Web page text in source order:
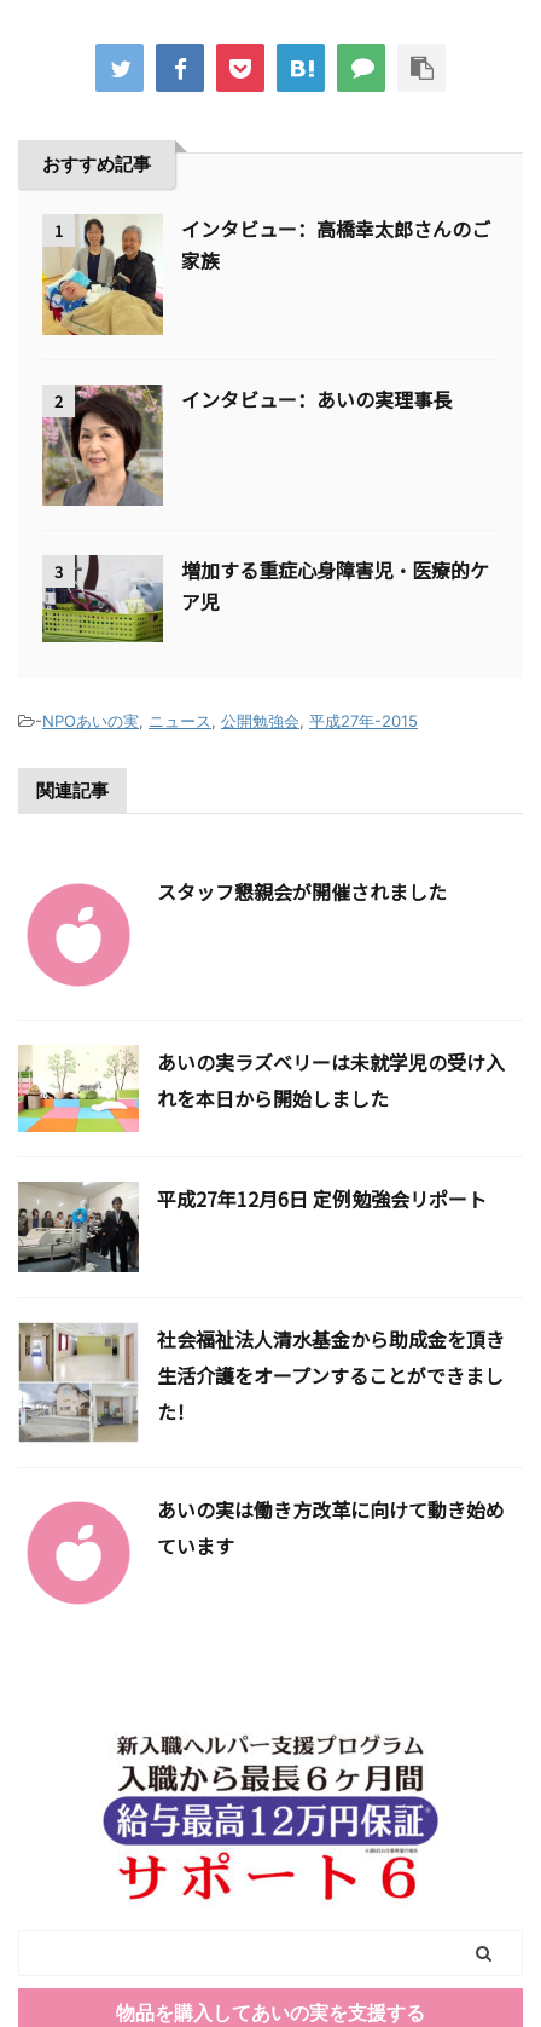
おすすめ記事
1
インタビュー：高橋幸太郎さんのご
家族
2 インタビュー：あいの実理事長
3
増加する重症心身障害児・医療的ケ
ア児
-NPOあいの実, ニュース, 公開勉強会, 平成27年-2015
関連記事
スタッフ懇親会が開催されました
あいの実ラズベリーは未就学児の受け入
れを本日から開始しました
平成27年12月6日 定例勉強会リポート
社会福祉法人清水基金から助成金を頂き
生活介護をオープンすることができまし
た！
あいの実は働き方改革に向けて動き始め
ています
物品を購入してあいの実を支援する